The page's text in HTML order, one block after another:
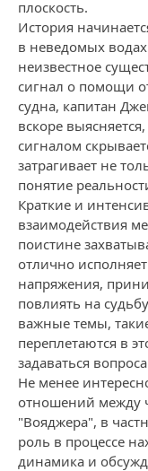
плоскость.
История
в неведомых
неизвестное
сигнал о помощи
судна, капитан
вскоре
сигналом
затрагивает не
понятие
Краткие и
взаимодействия
поистине
отлично
напряжения,
повлиять на
важные темы,
переплетаются в
задаваться
Не менее
отношений между
"Вояджера", в
роль в процессе
динамика и